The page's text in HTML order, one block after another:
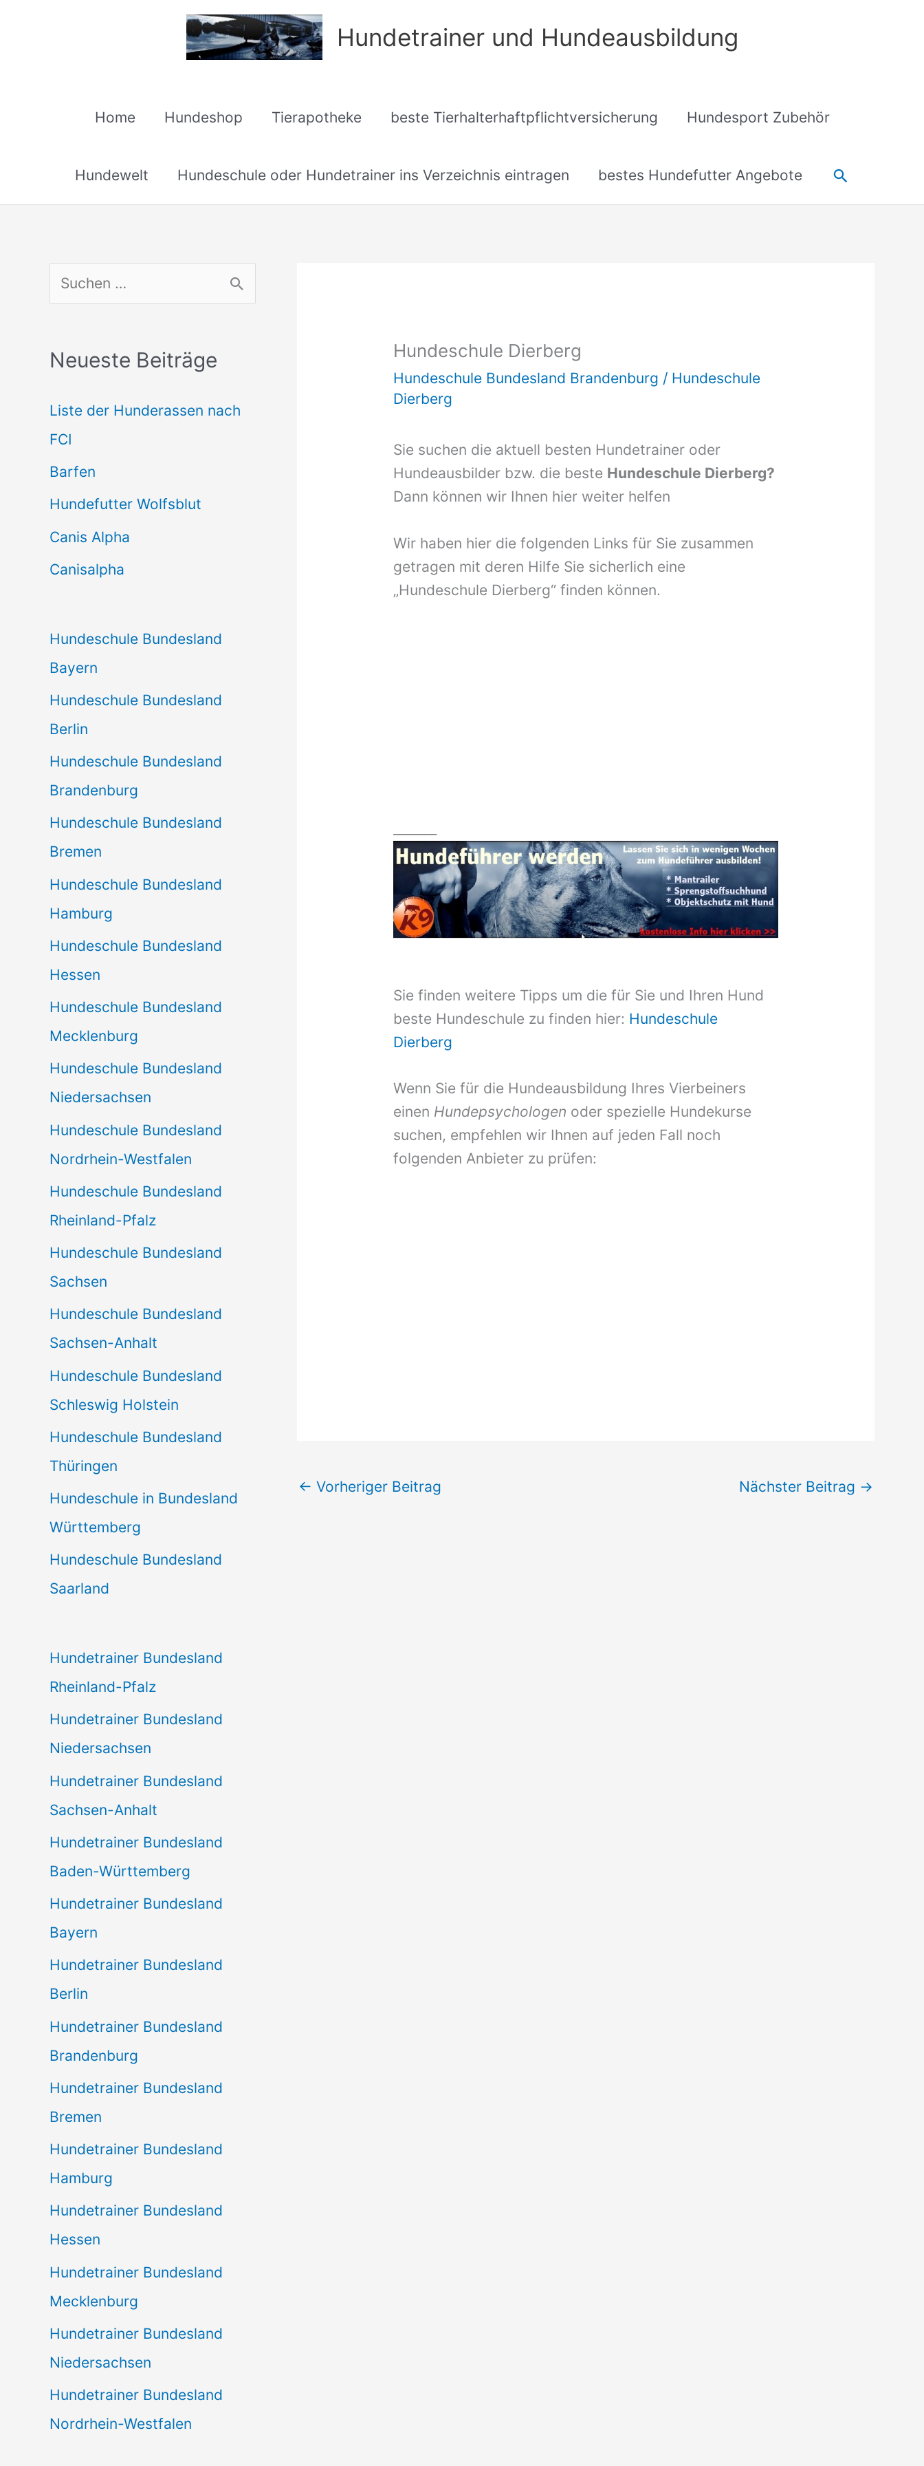
Hundetrainer und Hundeausbildung
Home Hundeshop Tierapotheke beste Tierhalterhaftpflichtversicherung Hundesport Zubehör
Hundewelt Hundeschule oder Hundetrainer ins Verzeichnis eintragen bestes Hundefutter Angebote Suchen
u
h
n
n
a
c
h
:
Neueste Beiträge
Liste der Hunderassen nach
FCI
Barfen
Hundefutter Wolfsblut
Canis Alpha
Canisalpha
Hundeschule Bundesland
Bayern
Hundeschule Bundesland
Berlin
Hundeschule Bundesland
Brandenburg
Hundeschule Bundesland
Bremen
Hundeschule Bundesland
Hamburg
Hundeschule Bundesland
Hessen
Hundeschule Bundesland
Mecklenburg
Hundeschule Bundesland
Niedersachsen
Hundeschule Bundesland
Nordrhein-Westfalen
Hundeschule Bundesland
Rheinland-Pfalz
Hundeschule Bundesland
Sachsen
Hundeschule Bundesland
Sachsen-Anhalt
Hundeschule Bundesland
Schleswig Holstein
Hundeschule Bundesland
Thüringen
Hundeschule in Bundesland
Württemberg
Hundeschule Bundesland
Saarland
Hundetrainer Bundesland
Rheinland-Pfalz
Hundetrainer Bundesland
Niedersachsen
Hundetrainer Bundesland
Sachsen-Anhalt
Hundetrainer Bundesland
Baden-Württemberg
Hundetrainer Bundesland
Bayern
Hundetrainer Bundesland
Berlin
Hundetrainer Bundesland
Brandenburg
Hundetrainer Bundesland
Bremen
Hundetrainer Bundesland
Hamburg
Hundetrainer Bundesland
Hessen
Hundetrainer Bundesland
Mecklenburg
Hundetrainer Bundesland
Niedersachsen
Hundetrainer Bundesland
Nordrhein-Westfalen
Hundeschule Dierberg
Hundeschule Bundesland Brandenburg / Hundeschule
Dierberg
Sie suchen die aktuell besten Hundetrainer oder
Hundeausbilder bzw. die beste Hundeschule Dierberg?
Dann können wir Ihnen hier weiter helfen
Wir haben hier die folgenden Links für Sie zusammen
getragen mit deren Hilfe Sie sicherlich eine
„Hundeschule Dierberg“ finden können.
Sie finden weitere Tipps um die für Sie und Ihren Hund
beste Hundeschule zu finden hier: Hundeschule
Dierberg
Wenn Sie für die Hundeausbildung Ihres Vierbeiners
einen Hundepsychologen oder spezielle Hundekurse
suchen, empfehlen wir Ihnen auf jeden Fall noch
folgenden Anbieter zu prüfen:
← Vorheriger Beitrag Nächster Beitrag →